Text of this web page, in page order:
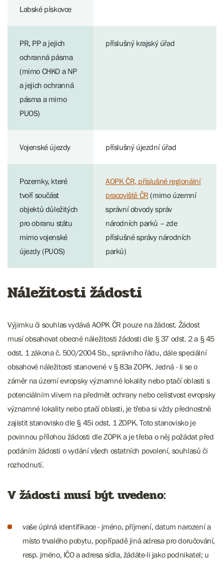
Labské pískovce
PR, PP a jejich
ochranná pásma
(mimo CHKO a NP
a jejich ochranná
pásma a mimo
PUOS)
příslušný krajský úřad
Vojenské újezdy příslušný újezdní úřad
Pozemky, které
tvoří součást
objektů důležitých
pro obranu státu
mimo vojenské
újezdy (PUOS)
AOPK ČR, příslušné regionální
pracoviště ČR (mimo územní
správní obvody správ
národních parků – zde
příslušné správy národních
parků)
Náležitosti žádosti
Výjimku či souhlas vydává AOPK ČR pouze na žádost. Žádost
musí obsahovat obecné náležitosti žádosti dle § 37 odst. 2 a § 45
odst. 1 zákona č. 500/2004 Sb., správního řádu, dále speciální
obsahové náležitosti stanovené v § 83a ZOPK. Jedná - li se o
záměr na území evropsky významné lokality nebo ptačí oblasti s
potenciálním vlivem na předmět ochrany nebo celistvost evropsky
významné lokality nebo ptačí oblasti, je třeba si vždy přednostně
zajistit stanovisko dle § 45i odst. 1 ZOPK. Toto stanovisko je
povinnou přílohou žádosti dle ZOPK a je třeba o něj požádat před
podáním žádosti o vydání všech ostatních povolení, souhlasů či
rozhodnutí.
V žádosti musí být uvedeno:
vaše úplná identifikace - jméno, příjmení, datum narození a
místo trvalého pobytu, popřípadě jiná adresa pro doručování,
resp. jméno, IČO a adresa sídla, žádáte-li jako podnikatel; u